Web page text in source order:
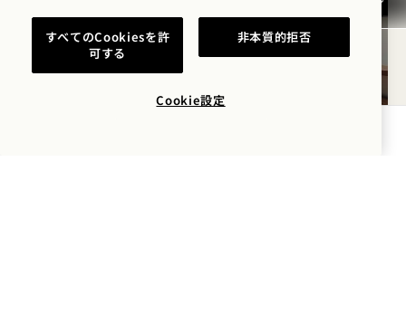
すべてのCookiesを許
可する
非本質的拒否
Cookie設定